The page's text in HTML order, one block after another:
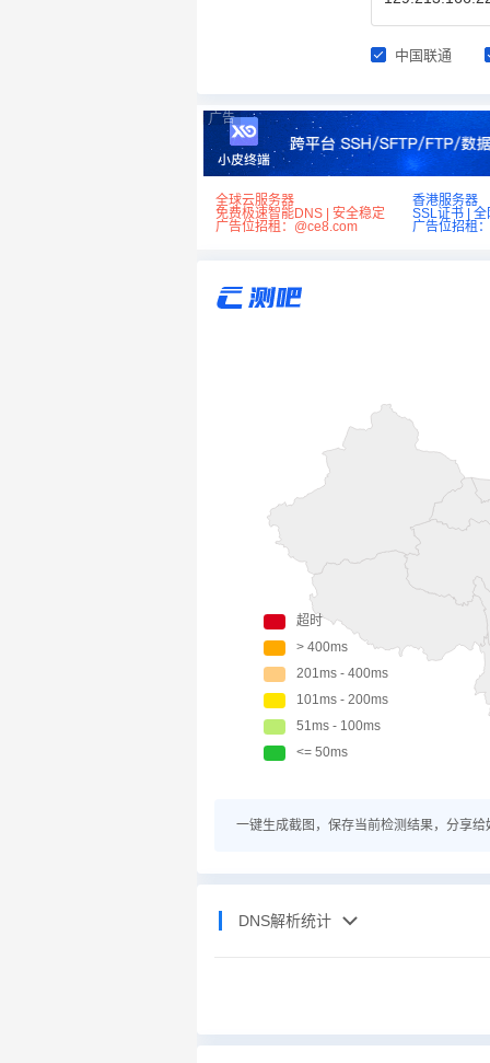
中国联通
广告
全球云服务器
香港服务器
免费极速智能DNS | 安全稳定
SSL证书 |
广告位招租：@ce8.com
广告位招租
一键生成截图，保存当前检测结果，分享给
DNS解析统计